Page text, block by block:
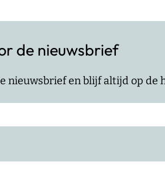
de nieuwsbrief
nieuwsbrief en blijf altijd op de